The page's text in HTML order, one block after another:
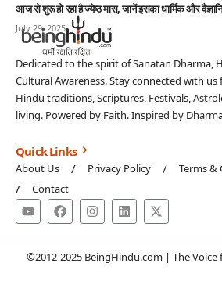
आज से शुरू हो रहा है ज्येष्ठ मास, जानें इसका धार्मिक और
July 29, 2025
Dedicated to the spirit of Sanatan Dharma,
Cultural Awareness. Stay connected with
Hindu traditions, Scriptures, Festivals,
living. Powered by Faith. Inspired by
Quick Links
About Us Privacy Policy
Terms &
Contact
©2012-2025 BeingHindu.com | The